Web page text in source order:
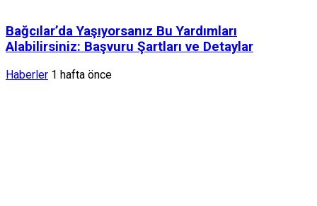
Bağcılar’da Yaşıyorsanız Bu Yardımları
Alabilirsiniz: Başvuru Şartları ve Detaylar
Haberler 1 hafta önce